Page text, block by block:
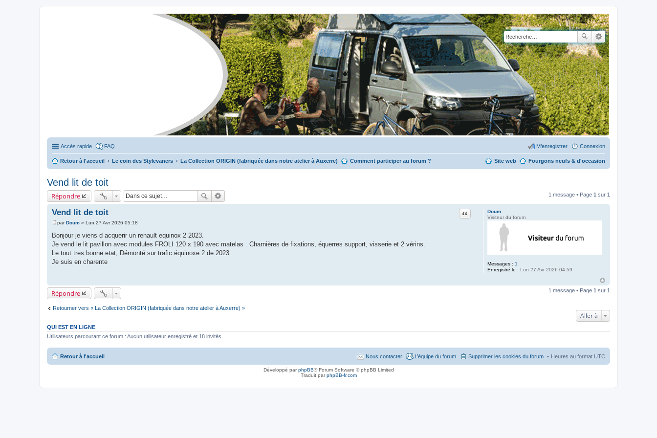
Stylevan - Vans aménagés
Accès rapide FAQ Connexion
M’enregistrer
Retour à l'accueil Le coin des Stylevaners La Collection ORIGIN (fabriquée dans notre atelier à Auxerre) Comment participer au forum ? Fourgons neufs & d'occasion
Site web
Vend lit de toit
Répondre 1 message • Page 1 sur 1
Doum
Visiteur du forum
Messages : 1
Enregistré le : Lun 27 Avr 2026 04:59
Vend lit de toit Citation
M
s
s
g
e
parDoum » Lun 27 Avr 2026 05:18
Bonjour je viens d acquerir un renault equinox 2 2023.
Je vend le lit pavillon avec modules FROLI 120 x 190 avec matelas . Charnières de fixations, équerres support, visserie et 2 vérins.
Le tout tres bonne etat, Démonté sur trafic équinoxe 2 de 2023.
Je suis en charente
Répondre 1 message • Page 1 sur 1
Retourner vers « La Collection ORIGIN (fabriquée dans notre atelier à Auxerre) »
Aller à
QUI EST EN LIGNE
Utilisateurs parcourant ce forum : Aucun utilisateur enregistré et 18 invités
Retour à l'accueil Heures au format UTC
Supprimer les cookies du forum
L’équipe du forum
Nous contacter
Développé parphpBB® Forum Software © phpBB Limited
Traduit parphpBB-fr.com